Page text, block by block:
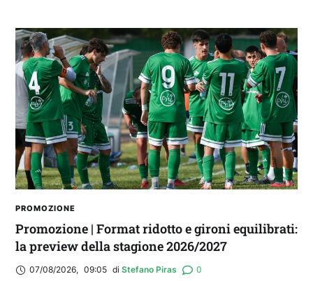
PROMOZIONE
Promozione | Format ridotto e gironi equilibrati:
la preview della stagione 2026/2027
07/08/2026, 09:05 di Stefano Piras 0